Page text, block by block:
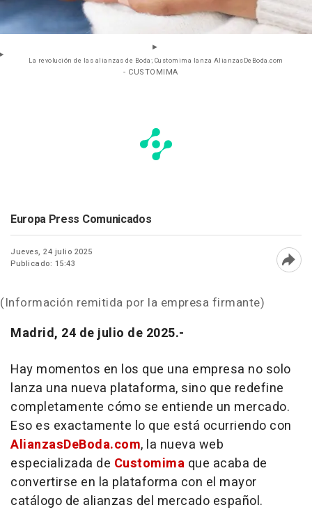
La revolución de las alianzas de Boda; Customima lanza AlianzasDeBoda.com
- CUSTOMIMA
Europa Press Comunicados
Jueves, 24 julio 2025
Publicado: 15:43
(Información remitida por la empresa firmante)
Madrid, 24 de julio de 2025.-
Hay momentos en los que una empresa no solo
lanza una nueva plataforma, sino que redefine
completamente cómo se entiende un mercado.
Eso es exactamente lo que está ocurriendo con
AlianzasDeBoda.com, la nueva web
especializada de Customima que acaba de
convertirse en la plataforma con el mayor
catálogo de alianzas del mercado español.